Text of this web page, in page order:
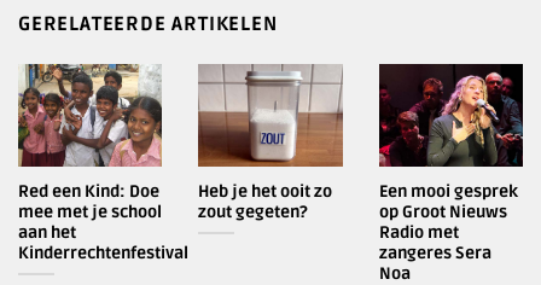
GERELATEERDE ARTIKELEN
Red een Kind: Doe
mee met je school
aan het
Kinderrechtenfestival
Heb je het ooit zo
zout gegeten?
Een mooi gesprek
op Groot Nieuws
Radio met
zangeres Sera
Noa